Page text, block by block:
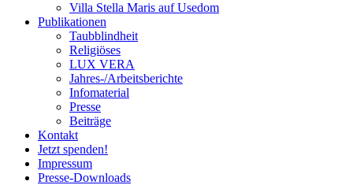
Villa Stella Maris auf Usedom
Publikationen
Taubblindheit
Religiöses
LUX VERA
Jahres-/​Arbeitsberichte
Infomaterial
Presse
Beiträge
Kontakt
Jetzt spenden!
Impressum
Presse-Downloads